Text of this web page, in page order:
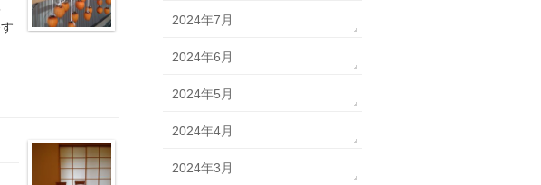
2024年7月
2024年6月
2024年5月
2024年4月
2024年3月